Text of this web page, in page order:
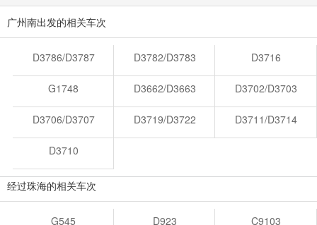
广州南出发的相关车次
D3786/D3787 D3782/D3783 D3716
G1748 D3662/D3663 D3702/D3703
D3706/D3707 D3719/D3722 D3711/D3714
D3710
经过珠海的相关车次
G545 D923 C9103